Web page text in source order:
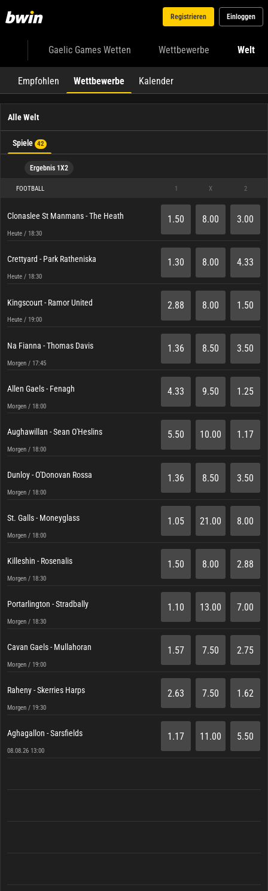
Registrieren Einloggen
Gaelic Games Wetten Wettbewerbe Welt
Empfohlen Wettbewerbe Kalender
Alle Welt
Spiele 42
Ergebnis 1X2
FOOTBALL 1 X 2
Clonaslee St Manmans - The Heath
Heute / 18:30
1.50 8.00 3.00
Crettyard - Park Ratheniska
Heute / 18:30
1.30 8.00 4.33
Kingscourt - Ramor United
Heute / 19:00
2.88 8.00 1.50
Na Fianna - Thomas Davis
Morgen / 17:45
1.36 8.50 3.50
Allen Gaels - Fenagh
Morgen / 18:00
4.33 9.50 1.25
Aughawillan - Sean O'Heslins
Morgen / 18:00
5.50 10.00 1.17
Dunloy - O'Donovan Rossa
Morgen / 18:00
1.36 8.50 3.50
St. Galls - Moneyglass
Morgen / 18:00
1.05 21.00 8.00
Killeshin - Rosenalis
Morgen / 18:30
1.50 8.00 2.88
Portarlington - Stradbally
Morgen / 18:30
1.10 13.00 7.00
Cavan Gaels - Mullahoran
Morgen / 19:00
1.57 7.50 2.75
Raheny - Skerries Harps
Morgen / 19:30
2.63 7.50 1.62
Aghagallon - Sarsfields
08.08.26 13:00
1.17 11.00 5.50